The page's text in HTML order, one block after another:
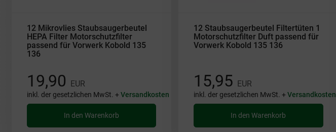
12 Mikrovlies Staubsaugerbeutel
HEPA Filter Motorschutzfilter
passend für Vorwerk Kobold 135
136
19,90 EUR
inkl. der gesetzlichen MwSt. +Versandkosten
In den Warenkorb
12 Staubsaugerbeutel Filtertüten 1
Motorschutzfilter Duft passend für
Vorwerk Kobold 135 136
15,95 EUR
inkl. der gesetzlichen MwSt. +Versandkosten
In den Warenkorb